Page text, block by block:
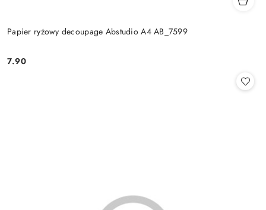
Papier ryżowy decoupage Abstudio A4 AB_7599
Cena:
7.90